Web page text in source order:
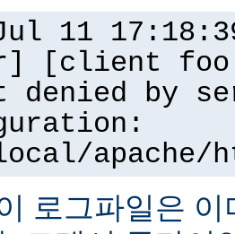
11
[client
denied by
apache/
로그파일은